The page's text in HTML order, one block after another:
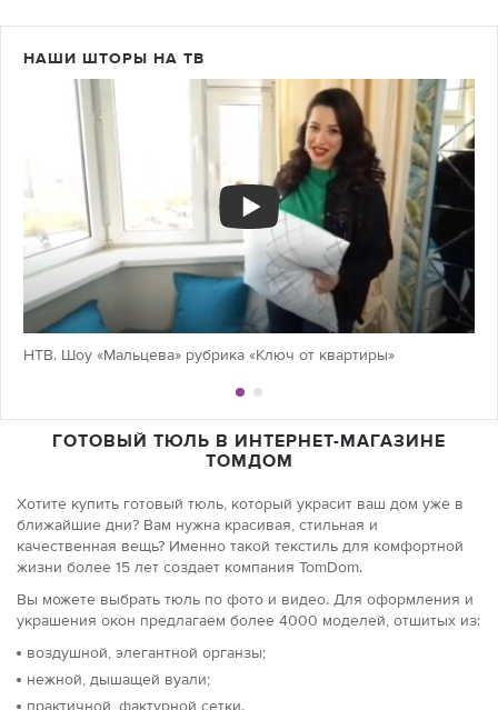
НАШИ ШТОРЫ НА ТВ
НТВ. Шоу «Мальцева» рубрика «Ключ от квартиры»
ГОТОВЫЙ ТЮЛЬ В ИНТЕРНЕТ-МАГАЗИНЕ
ТОМДОМ
Хотите купить готовый тюль, который украсит ваш дом уже в
ближайшие дни? Вам нужна красивая, стильная и
качественная вещь? Именно такой текстиль для комфортной
жизни более 15 лет создает компания TomDom.
Вы можете выбрать тюль по фото и видео. Для оформления и
украшения окон предлагаем более 4000 моделей, отшитых из:
воздушной, элегантной органзы;
нежной, дышащей вуали;
практичной, фактурной сетки.